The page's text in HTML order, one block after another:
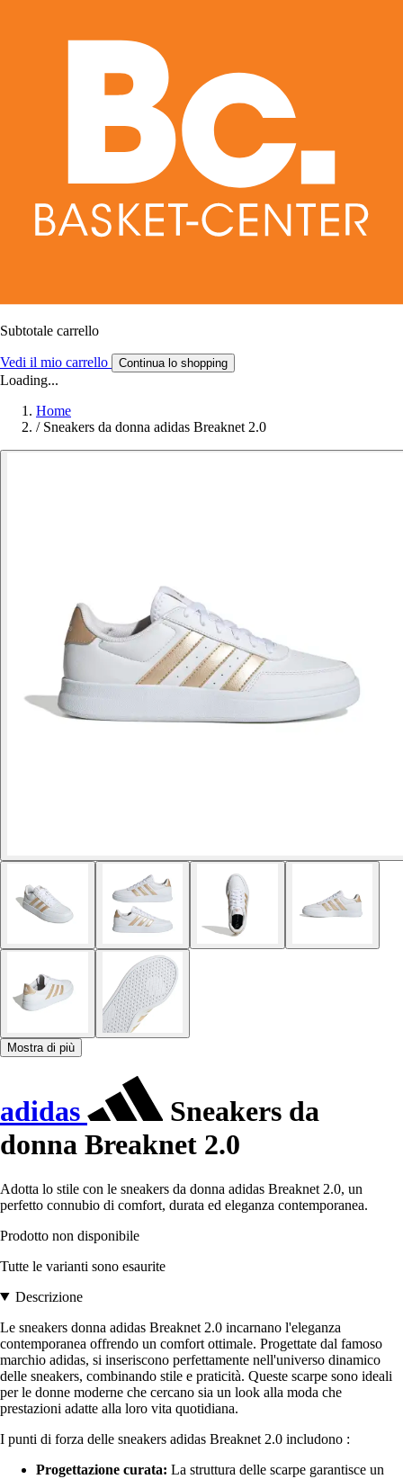
Subtotale carrello
Vedi il mio carrello Continua lo shopping
Loading...
Home
/ Sneakers da donna adidas Breaknet 2.0
Mostra di più
adidas
Sneakers da
donna Breaknet 2.0
Adotta lo stile con le sneakers da donna adidas Breaknet 2.0, un
perfetto connubio di comfort, durata ed eleganza contemporanea.
Prodotto non disponibile
Tutte le varianti sono esaurite
Descrizione
Le sneakers donna adidas Breaknet 2.0 incarnano l'eleganza
contemporanea offrendo un comfort ottimale. Progettate dal famoso
marchio adidas, si inseriscono perfettamente nell'universo dinamico
delle sneakers, combinando stile e praticità. Queste scarpe sono ideali
per le donne moderne che cercano sia un look alla moda che
prestazioni adatte alla loro vita quotidiana.
I punti di forza delle sneakers adidas Breaknet 2.0 includono :
Progettazione curata: La struttura delle scarpe garantisce un